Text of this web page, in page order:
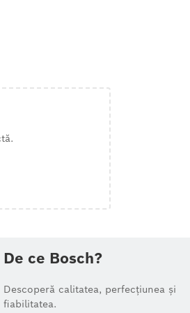
De ce Bosch?
Descoperă calitatea, perfecțiunea și
fiabilitatea.